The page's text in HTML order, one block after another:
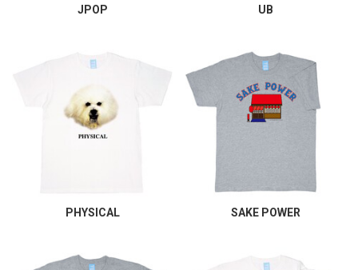
JPOP UB
PHYSICAL SAKE POWER